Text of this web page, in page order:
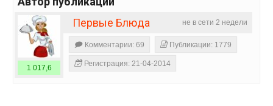
не в сети 2 недели
Первые Блюда
1 017,6
Комментарии: 69 Публикации: 1779
Регистрация: 21-04-2014